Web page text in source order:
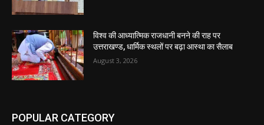
विश्व की आध्यात्मिक राजधानी बनने की राह पर
उत्तराखण्ड, धार्मिक स्थलों पर बढ़ा आस्था का सैलाब
August 3, 2026
POPULAR CATEGORY